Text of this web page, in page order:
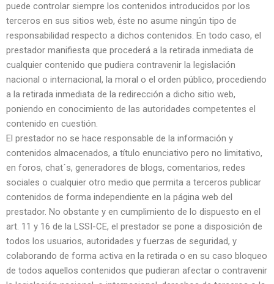
puede controlar siempre los contenidos introducidos por los
terceros en sus sitios web, éste no asume ningún tipo de
responsabilidad respecto a dichos contenidos. En todo caso, el
prestador manifiesta que procederá a la retirada inmediata de
cualquier contenido que pudiera contravenir la legislación
nacional o internacional, la moral o el orden público, procediendo
a la retirada inmediata de la redirección a dicho sitio web,
poniendo en conocimiento de las autoridades competentes el
contenido en cuestión.
El prestador no se hace responsable de la información y
contenidos almacenados, a título enunciativo pero no limitativo,
en foros, chat´s, generadores de blogs, comentarios, redes
sociales o cualquier otro medio que permita a terceros publicar
contenidos de forma independiente en la página web del
prestador. No obstante y en cumplimiento de lo dispuesto en el
art. 11 y 16 de la LSSI-CE, el prestador se pone a disposición de
todos los usuarios, autoridades y fuerzas de seguridad, y
colaborando de forma activa en la retirada o en su caso bloqueo
de todos aquellos contenidos que pudieran afectar o contravenir